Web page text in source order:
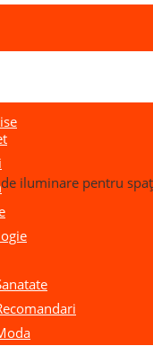
iluminare pentru